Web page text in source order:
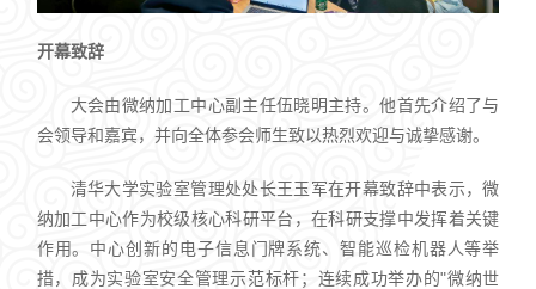
开幕致辞
大会由微纳加工中心副主任伍晓明主持。他首先介绍了与
会领导和嘉宾，并向全体参会师生致以热烈欢迎与诚挚感谢。
清华大学实验室管理处处长王玉军在开幕致辞中表示，微
纳加工中心作为校级核心科研平台，在科研支撑中发挥着关键
作用。中心创新的电子信息门牌系统、智能巡检机器人等举
措，成为实验室安全管理示范标杆；连续成功举办的"微纳世